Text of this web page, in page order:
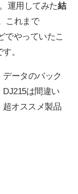
運用してみた結
これまで
でやっていたこ
。
ータのバック
は間違い
オススメ製品